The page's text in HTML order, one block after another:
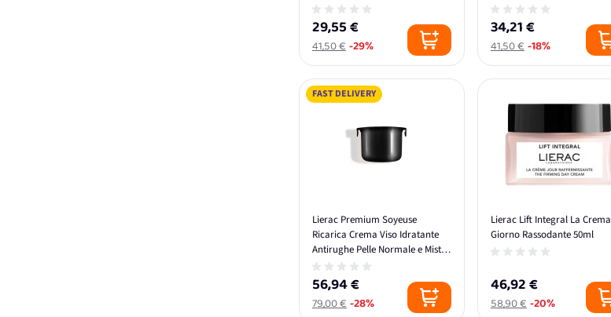
29,55 €
41,50 €-29%
34,21 €
41,50 €-18%
FAST DELIVERY
Lierac Premium Soyeuse
Ricarica Crema Viso Idratante
Antirughe Pelle Normale e Mista
50 ml
56,94 €
79,00 €-28%
Lierac Lift Integral La Crema
Giorno Rassodante 50ml
46,92 €
58,90 €-20%